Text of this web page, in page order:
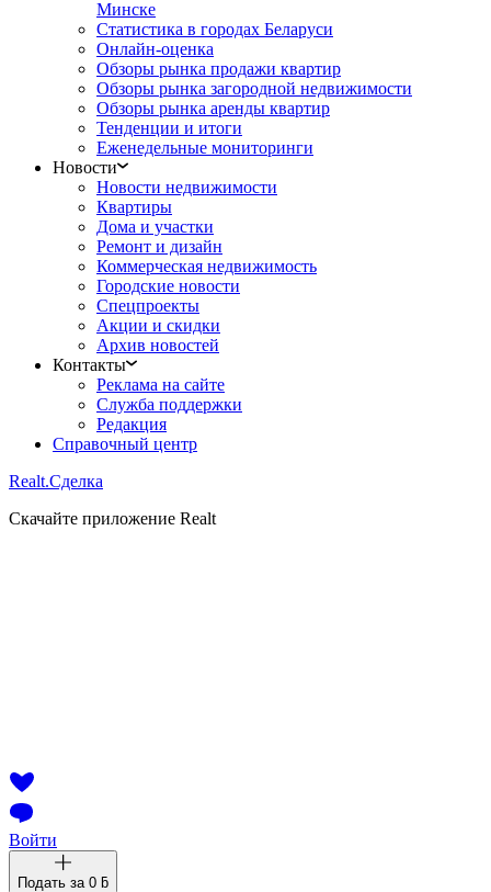
Минске
Статистика в городах Беларуси
Онлайн-оценка
Обзоры рынка продажи квартир
Обзоры рынка загородной недвижимости
Обзоры рынка аренды квартир
Тенденции и итоги
Еженедельные мониторинги
Новости
Новости недвижимости
Квартиры
Дома и участки
Ремонт и дизайн
Коммерческая недвижимость
Городские новости
Спецпроекты
Акции и скидки
Архив новостей
Контакты
Реклама на сайте
Служба поддержки
Редакция
Справочный центр
Realt.Сделка
Скачайте приложение Realt
Войти
Подать за 0 ƃ